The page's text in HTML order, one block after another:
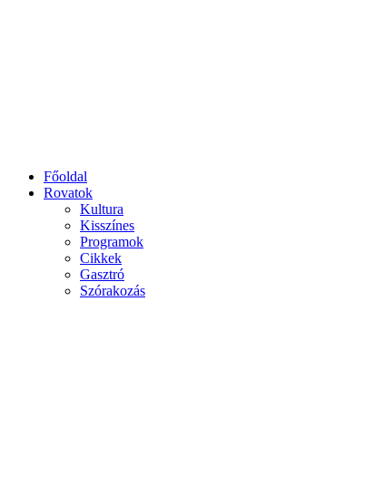
Főoldal
Rovatok
Kultura
Kisszínes
Programok
Cikkek
Gasztró
Szórakozás